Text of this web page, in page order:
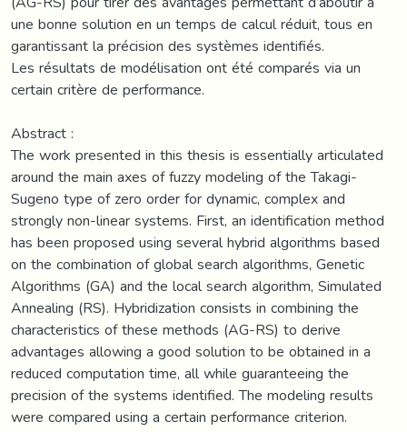
une bonne solution en un temps de calcul réduit, tous en
garantissant la précision des systèmes identifiés.
Les résultats de modélisation ont été comparés via un
certain critère de performance.
Abstract :
The work presented in this thesis is essentially articulated
around the main axes of fuzzy modeling of the Takagi-
Sugeno type of zero order for dynamic, complex and
strongly non-linear systems. First, an identification method
has been proposed using several hybrid algorithms based
on the combination of global search algorithms, Genetic
Algorithms (GA) and the local search algorithm, Simulated
Annealing (RS). Hybridization consists in combining the
characteristics of these methods (AG-RS) to derive
advantages allowing a good solution to be obtained in a
reduced computation time, all while guaranteeing the
precision of the systems identified. The modeling results
were compared using a certain performance criterion.